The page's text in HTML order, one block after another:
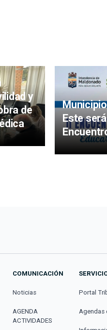
y
de
Este
COMUNICACIÓN
Noticias
AGENDA
ACTIVIDADES
Portal
Agendas